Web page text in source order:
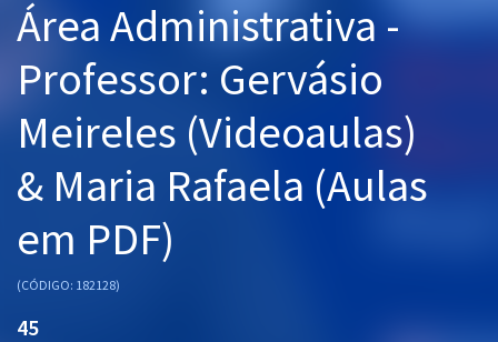
Conteúdo gratuito
Aprovados
Área Administrativa -
Professor: Gervásio
Meireles (Videoaulas)
& Maria Rafaela (Aulas
em PDF)
(CÓDIGO: 182128)
45